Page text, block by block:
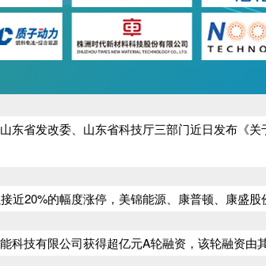
省发改委、山东省科技厅三部门近日发布《
20%的幅度涨停，美锦能源、康普顿、康盛股
技有限公司获得超亿元A轮融资，该轮融资由